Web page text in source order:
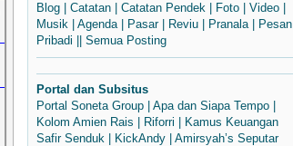
Blog
Catatan Catatan Pendek Foto Video
Musik
Agenda| Pasar| Reviu Pranala|
Pesan
Pribadi
Semua Posting
Portal dan Subsitus
Portal Soneta Group
Apa dan Siapa Tempo
Kolom Amien Rais
Riforri
Kamus Keuangan
Safir Senduk
KickAndy
Amirsyah’s Seputar